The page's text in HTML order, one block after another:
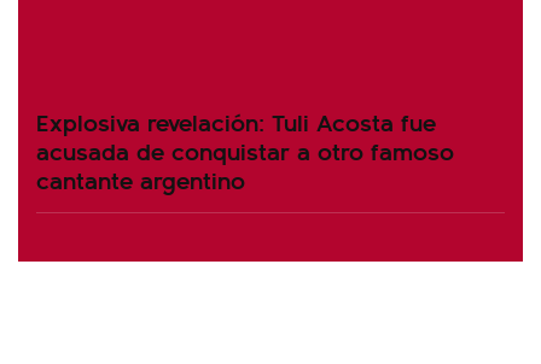
Explosiva revelación: Tuli Acosta fue
acusada de conquistar a otro famoso
cantante argentino